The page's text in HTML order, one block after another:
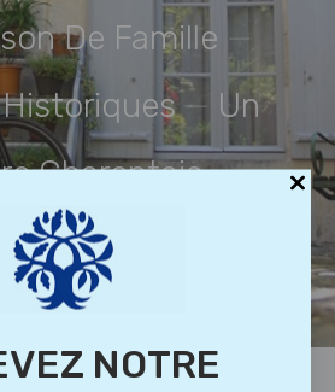
De Famille —
— Un
Charentais
NOTRE